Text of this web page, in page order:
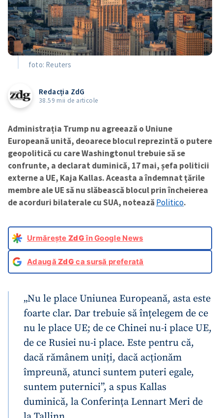
foto: Reuters
Redacția ZdG
38.59 mii de articole
Administrația Trump nu agreează o Uniune
Europeană unită, deoarece blocul reprezintă o putere
geopolitică cu care Washingtonul trebuie să se
confrunte, a declarat duminică, 17 mai, șefa politicii
externe a UE, Kaja Kallas. Aceasta a îndemnat țările
membre ale UE să nu slăbească blocul prin încheierea
de acorduri bilaterale cu SUA, notează Politico.
Urmărește ZdGîn Google News
AdaugăZdG ca sursă preferată
„Nu le place Uniunea Europeană, asta este
foarte clar. Dar trebuie să înțelegem de ce
nu le place UE; de ce Chinei nu-i place UE,
de ce Rusiei nu-i place. Este pentru că,
dacă rămânem uniți, dacă acționăm
împreună, atunci suntem puteri egale,
suntem puternici”, a spus Kallas
duminică, la Conferința Lennart Meri de